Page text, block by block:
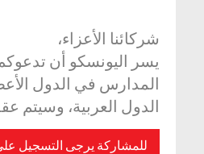
شركائنا الأعزاء،
يسر اليونسكو أن
الدول العربية، وسيتم
للمشاركة يرجى التسجيل على